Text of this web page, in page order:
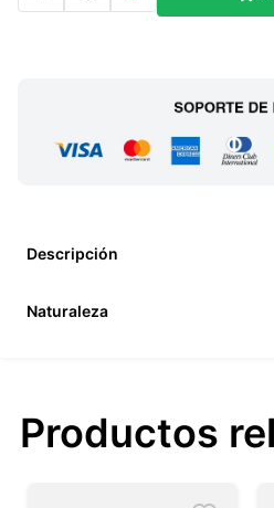
Descripción
Naturaleza
Productos